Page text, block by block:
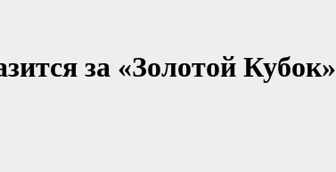
за «Золотой Кубок»